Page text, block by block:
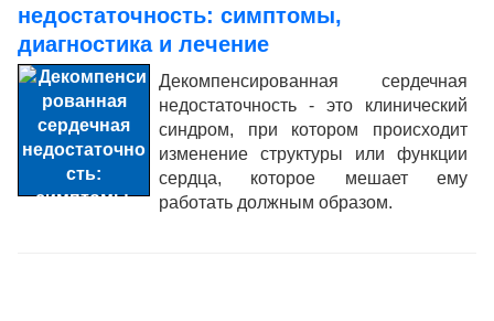
недостаточность: симптомы,
диагностика и лечение
Декомпенсированная сердечная
недостаточность - это клинический
синдром, при котором происходит
изменение структуры или функции
сердца, которое мешает ему
работать должным образом.